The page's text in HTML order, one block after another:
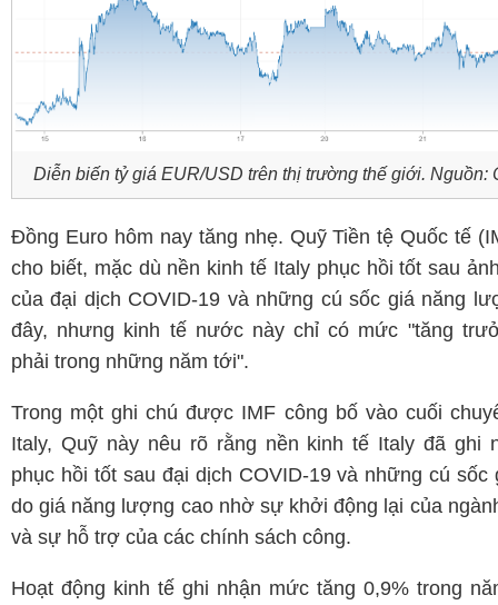
Diễn biến tỷ giá EUR/USD trên thị trường thế giới. Nguồn:
Đồng Euro hôm nay tăng nhẹ. Quỹ Tiền tệ Quốc tế
cho biết, mặc dù nền kinh tế Italy phục hồi tốt sau
của đại dịch COVID-19 và những cú sốc giá năng
đây, nhưng kinh tế nước này chỉ có mức "tăng
phải trong những năm tới".
Trong một ghi chú được IMF công bố vào cuối
Italy, Quỹ này nêu rõ rằng nền kinh tế Italy đã ghi
phục hồi tốt sau đại dịch COVID-19 và những cú sốc
do giá năng lượng cao nhờ sự khởi động lại của
và sự hỗ trợ của các chính sách công.
Hoạt động kinh tế ghi nhận mức tăng 0,9% trong